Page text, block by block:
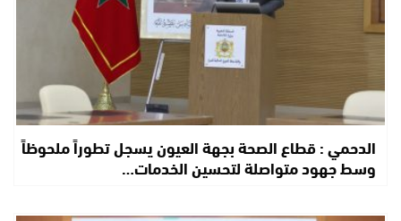
الدحمي : قطاع الصحة بجهة العيون يسجل تطوراً ملحوظاً
وسط جهود متواصلة لتحسين الخدمات…